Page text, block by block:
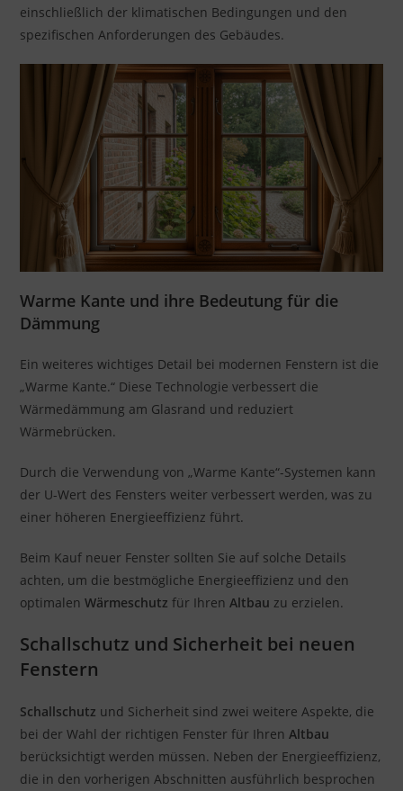
einschließlich der klimatischen Bedingungen und den
spezifischen Anforderungen des Gebäudes.
Warme Kante und ihre Bedeutung für die
Dämmung
Ein weiteres wichtiges Detail bei modernen Fenstern ist die
„Warme Kante.“ Diese Technologie verbessert die
Wärmedämmung am Glasrand und reduziert
Wärmebrücken.
Durch die Verwendung von „Warme Kante“-Systemen kann
der U-Wert des Fensters weiter verbessert werden, was zu
einer höheren Energieeffizienz führt.
Beim Kauf neuer Fenster sollten Sie auf solche Details
achten, um die bestmögliche Energieeffizienz und den
optimalenWärmeschutz für IhrenAltbau zu erzielen.
Schallschutz und Sicherheit bei neuen
Fenstern
Schallschutz und Sicherheit sind zwei weitere Aspekte, die
bei der Wahl der richtigen Fenster für IhrenAltbau
berücksichtigt werden müssen. Neben der Energieeffizienz,
die in den vorherigen Abschnitten ausführlich besprochen